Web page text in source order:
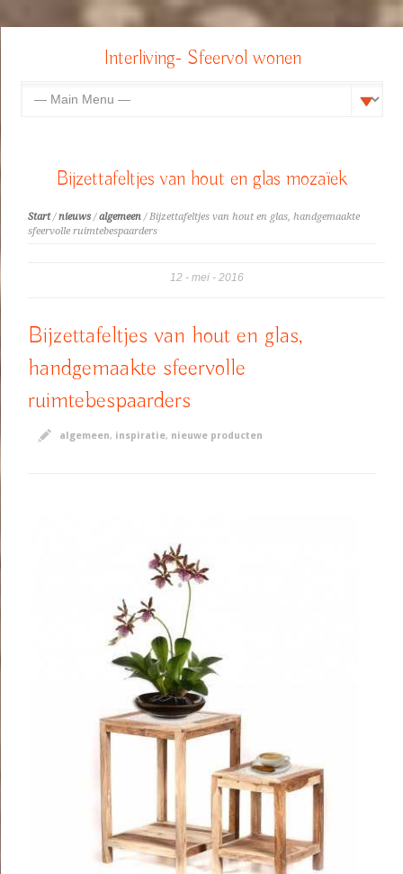
Interliving- Sfeervol wonen
Bijzettafeltjes van hout en glas mozaïek
Start/nieuws /algemeen / Bijzettafeltjes van hout en glas, handgemaakte
sfeervolle ruimtebespaarders
12 mei 2016
Bijzettafeltjes van hout en glas,
handgemaakte sfeervolle
ruimtebespaarders
algemeen, inspiratie, nieuwe producten